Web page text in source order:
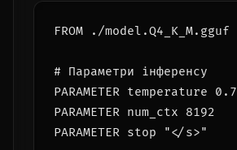
FROM ./model.Q4_K_M.gguf
# Параметри інференсу
PARAMETER temperature 0.7
PARAMETER num_ctx 8192
PARAMETER stop "</s>"